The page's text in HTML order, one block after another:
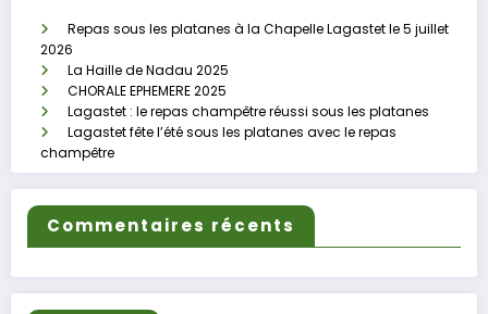
Repas sous les platanes à la Chapelle Lagastet le 5 juillet
2026
La Haille de Nadau 2025
CHORALE EPHEMERE 2025
Lagastet : le repas champêtre réussi sous les platanes
Lagastet fête l’été sous les platanes avec le repas
champêtre
Commentaires récents